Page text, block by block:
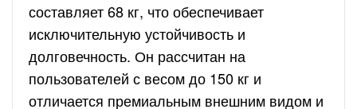
составляет 68 кг, что обеспечивает
исключительную устойчивость и
долговечность. Он рассчитан на
пользователей с весом до 150 кг и
отличается премиальным внешним видом и